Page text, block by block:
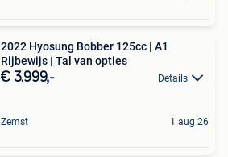
2022 Hyosung Bobber 125cc | A1
Rijbewijs | Tal van opties
€ 3.999,- Details
Zemst 1 aug 26